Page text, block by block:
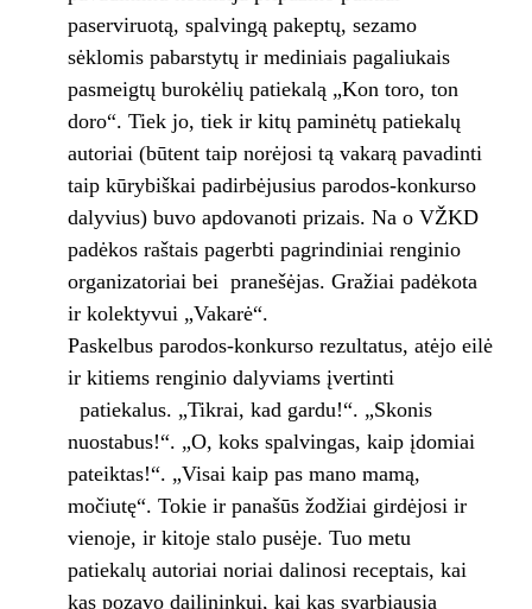
paserviruotą, spalvingą pakeptų, sezamo
sėklomis pabarstytų ir mediniais pagaliukais
pasmeigtų burokėlių patiekalą „Kon toro, ton
doro“. Tiek jo, tiek ir kitų paminėtų patiekalų
autoriai (būtent taip norėjosi tą vakarą pavadinti
taip kūrybiškai padirbėjusius parodos-konkurso
dalyvius) buvo apdovanoti prizais. Na o VŽKD
padėkos raštais pagerbti pagrindiniai renginio
organizatoriai bei pranešėjas. Gražiai padėkota
ir kolektyvui „Vakarė“.
Paskelbus parodos-konkurso rezultatus, atėjo eilė
ir kitiems renginio dalyviams įvertinti
patiekalus. „Tikrai, kad gardu!“. „Skonis
nuostabus!“. „O, koks spalvingas, kaip įdomiai
pateiktas!“. „Visai kaip pas mano mamą,
močiutę“. Tokie ir panašūs žodžiai girdėjosi ir
vienoje, ir kitoje stalo pusėje. Tuo metu
patiekalų autoriai noriai dalinosi receptais, kai
kas pozavo dailininkui, kai kas svarbiausia